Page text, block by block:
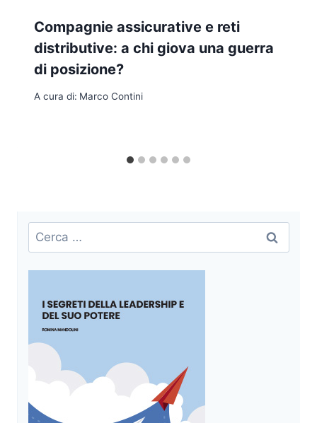
Compagnie assicurative e reti
distributive: a chi giova una guerra
di posizione?
A cura di: Marco Contini
Ricerca
per: